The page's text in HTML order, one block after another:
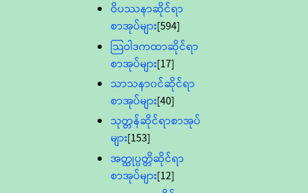
ဝိပဿနာဆိုင်ရာ
စာအုပ်များ[594]
သြဝါဒကထာဆိုင်ရာ
စာအုပ်များ[17]
သာသနာ၀င်ဆိုင်ရာ
စာအုပ်များ[40]
သုတ္တန်ဆိုင်ရာစာအုပ်
များ[153]
အတ္ထုပ္ပတ္တိဆိုင်ရာ
စာအုပ်များ[12]